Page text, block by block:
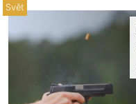
Svět